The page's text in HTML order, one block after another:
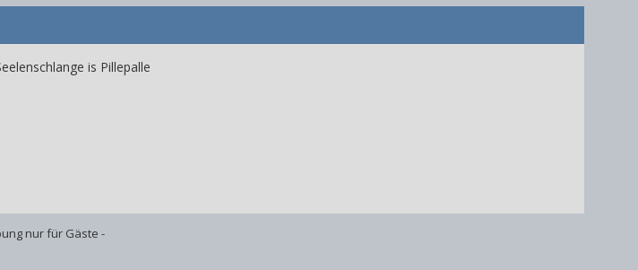
is Pillepalle
nur für Gäste -